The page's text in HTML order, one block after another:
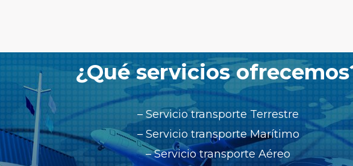
¿Qué servicios
– Servicio transporte Terrestre
– Servicio transporte Marítimo
– Servicio transporte Aéreo